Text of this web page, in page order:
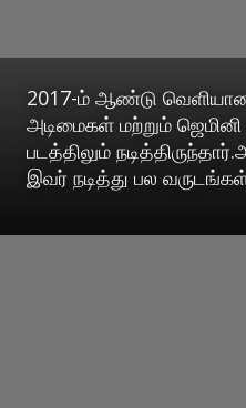
2017-ம் ஆண்டு
அடிமைகள் மற்றும் ஜெமினி
படத்திலும்
இவர் நடித்து பல